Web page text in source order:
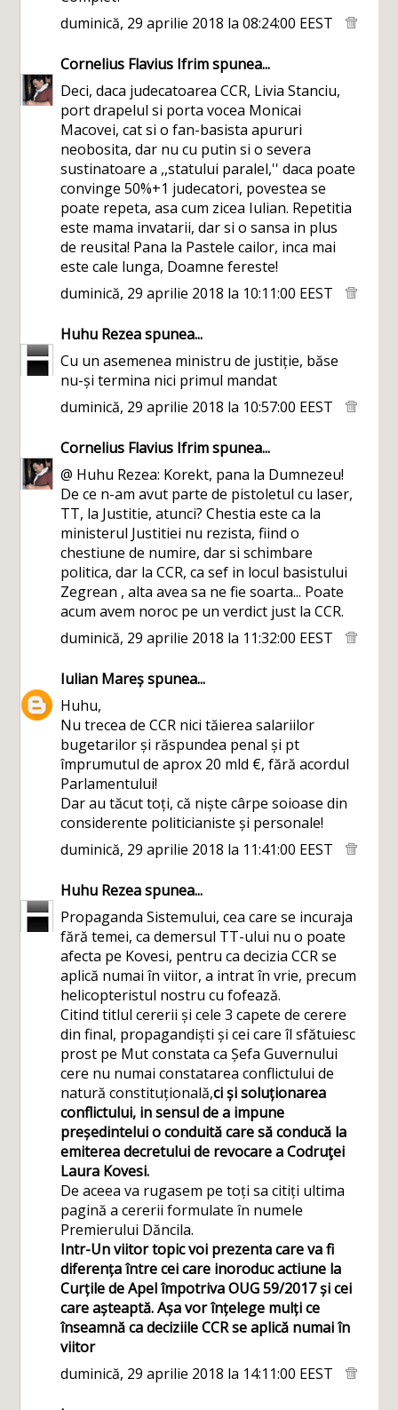
duminică, 29 aprilie 2018 la 08:24:00 EEST
Cornelius Flavius Ifrimspunea...
Deci, daca judecatoarea CCR, Livia Stanciu,
port drapelul si porta vocea Monicai
Macovei, cat si o fan-basista apururi
neobosita, dar nu cu putin si o severa
sustinatoare a ,,statului paralel,'' daca poate
convinge 50%+1 judecatori, povestea se
poate repeta, asa cum zicea Iulian. Repetitia
este mama invatarii, dar si o sansa in plus
de reusita! Pana la Pastele cailor, inca mai
este cale lunga, Doamne fereste!
duminică, 29 aprilie 2018 la 10:11:00 EEST
Huhu Rezeaspunea...
Cu un asemenea ministru de justiție, băse
nu-și termina nici primul mandat
duminică, 29 aprilie 2018 la 10:57:00 EEST
Cornelius Flavius Ifrimspunea...
@ Huhu Rezea: Korekt, pana la Dumnezeu!
De ce n-am avut parte de pistoletul cu laser,
TT, la Justitie, atunci? Chestia este ca la
ministerul Justitiei nu rezista, fiind o
chestiune de numire, dar si schimbare
politica, dar la CCR, ca sef in locul basistului
Zegrean , alta avea sa ne fie soarta... Poate
acum avem noroc pe un verdict just la CCR.
duminică, 29 aprilie 2018 la 11:32:00 EEST
Iulian Mareșspunea...
Huhu,
Nu trecea de CCR nici tăierea salariilor
bugetarilor și răspundea penal și pt
împrumutul de aprox 20 mld €, fără acordul
Parlamentului!
Dar au tăcut toți, că niște cârpe soioase din
considerente politicianiste și personale!
duminică, 29 aprilie 2018 la 11:41:00 EEST
Huhu Rezeaspunea...
Propaganda Sistemului, cea care se incuraja
fără temei, ca demersul TT-ului nu o poate
afecta pe Kovesi, pentru ca decizia CCR se
aplică numai în viitor, a intrat în vrie, precum
helicopteristul nostru cu fofează.
Citind titlul cererii și cele 3 capete de cerere
din final, propagandiști și cei care îl sfătuiesc
prost pe Mut constata ca Șefa Guvernului
cere nu numai constatarea conflictului de
natură constituțională,ci și soluționarea
conflictului, in sensul de a impune
președintelui o conduită care să conducă la
emiterea decretului de revocare a Codruţei
Laura Kovesi.
De aceea va rugasem pe toți sa citiți ultima
pagină a cererii formulate în numele
Premierului Dăncila.
Intr-Un viitor topic voi prezenta care va fi
diferența între cei care inoroduc actiune la
Curțile de Apel împotriva OUG 59/2017 și cei
care așteaptă. Așa vor înțelege mulți ce
înseamnă ca deciziile CCR se aplică numai în
viitor
duminică, 29 aprilie 2018 la 14:11:00 EEST